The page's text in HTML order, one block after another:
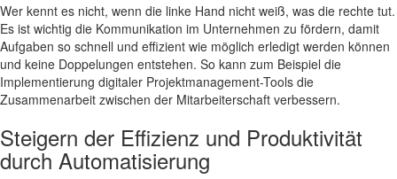
Wer kennt es nicht, wenn die linke Hand nicht weiß, was die rechte tut.
Es ist wichtig die Kommunikation im Unternehmen zu fördern, damit
Aufgaben so schnell und effizient wie möglich erledigt werden können
und keine Doppelungen entstehen. So kann zum Beispiel die
Implementierung digitaler Projektmanagement-Tools die
Zusammenarbeit zwischen der Mitarbeiterschaft verbessern.
Steigern der Effizienz und Produktivität
durch Automatisierung